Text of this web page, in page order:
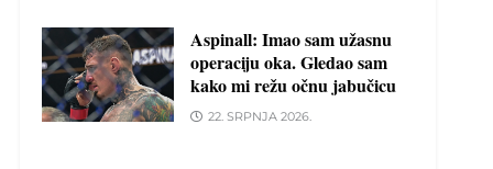
Aspinall: Imao sam užasnu
operaciju oka. Gledao sam
kako mi režu očnu jabučicu
22. SRPNJA 2026.